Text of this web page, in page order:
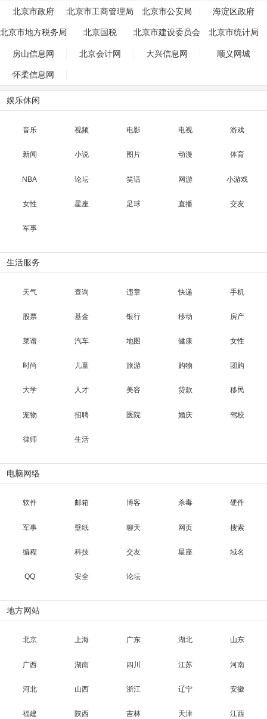
北京市政府 北京市工商管理局 北京市公安局 海淀区政府
北京市地方税务局 北京国税 北京市建设委员会 北京市统计局
房山信息网 北京会计网 大兴信息网 顺义网城
怀柔信息网
娱乐休闲
音乐 视频 电影 电视 游戏
新闻 小说 图片 动漫 体育
NBA 论坛 笑话 网游 小游戏
女性 星座 足球 直播 交友
军事
生活服务
天气 查询 违章 快递 手机
股票 基金 银行 移动 房产
菜谱 汽车 地图 健康 女性
时尚 儿童 旅游 购物 团购
大学 人才 美容 贷款 移民
宠物 招聘 医院 婚庆 驾校
律师 生活
电脑网络
软件 邮箱 博客 杀毒 硬件
军事 壁纸 聊天 网页 搜索
编程 科技 交友 星座 域名
QQ 安全 论坛
地方网站
北京 上海 广东 湖北 山东
广西 湖南 四川 江苏 河南
河北 山西 浙江 辽宁 安徽
福建 陕西 吉林 天津 江西